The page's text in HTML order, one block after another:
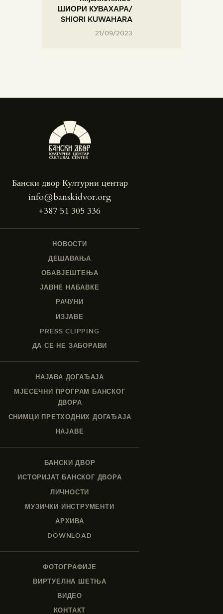
ШИОРИ КУВАХАРА/
SHIORI KUWAHARA
21/09/2023
Бански двор Културни центар
info@banskidvor.org
+387 51 305 336
НОВОСТИ
ДЕШАВАЊА
ОБАВЈЕШТЕЊА
ЈАВНЕ НАБАВКЕ
РАЧУНИ
ИЗЈАВЕ
PRESS CLIPPING
ДА СЕ НЕ ЗАБОРАВИ
НАЈАВА ДОГАЂАЈА
МЈЕСЕЧНИ ПРОГРАМ БАНСКОГ
ДВОРА
СНИМЦИ ПРЕТХОДНИХ ДОГАЂАЈА
НАЈАВЕ
БАНСКИ ДВОР
ИСТОРИЈАТ БАНСКОГ ДВОРА
ЛИЧНОСТИ
МУЗИЧКИ ИНСТРУМЕНТИ
АРХИВА
DOWNLOAD
ФОТОГРАФИЈЕ
ВИРТУЕЛНА ШЕТЊА
ВИДЕО
КОНТАКТ